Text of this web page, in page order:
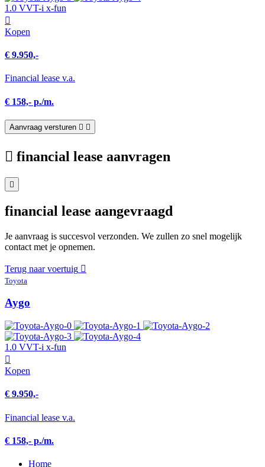
1.0 VVT-i x-fun
Kopen
€ 9.950,-
Financial lease v.a.
€ 158,- p./m.
Aanvraag versturen
financial lease aanvragen
financial lease aangevraagd
Je aanvraag is succesvol verzonden. We zullen zo snel mogelijk
contact met je opnemen.
Terug naar voertuig
Toyota
Aygo
1.0 VVT-i x-fun
Kopen
€ 9.950,-
Financial lease v.a.
€ 158,- p./m.
Home